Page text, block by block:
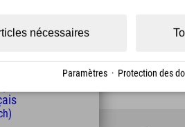
4.4 Sehr Gut
nécessaires
Paramètres · Protection des